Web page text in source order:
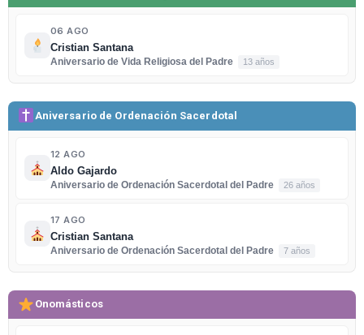
06 AGO
Cristian Santana
Aniversario de Vida Religiosa del Padre
13 años
Aniversario de Ordenación Sacerdotal
12 AGO
Aldo Gajardo
Aniversario de Ordenación Sacerdotal del Padre
26 años
17 AGO
Cristian Santana
Aniversario de Ordenación Sacerdotal del Padre
7 años
Onomásticos